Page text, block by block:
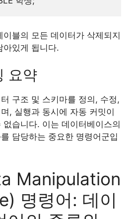
블의 모든 데이터가 삭제되지
아있게 됩니다.
요약
구조 및 스키마를 정의, 수정,
, 실행과 동시에 자동 커밋이
습니다. 이는 데이터베이스의
담당하는 중요한 명령어군입
Manipulation
명령어: 데이